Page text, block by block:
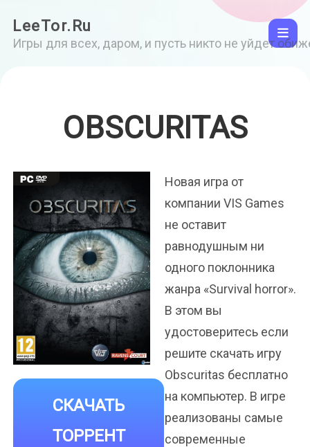
LeeTor.Ru
Игры для всех, даром, и пусть никто не уйдет
OBSCURITAS
СКАЧАТЬ
ТОРРЕНТ
Новая игра от
компании VIS Games
не оставит
равнодушным ни
одного поклонника
жанра «Survival horror».
В этом вы
удостоверитесь если
решите скачать игру
Obscuritas бесплатно
на компьютер. В игре
реализованы самые
современные